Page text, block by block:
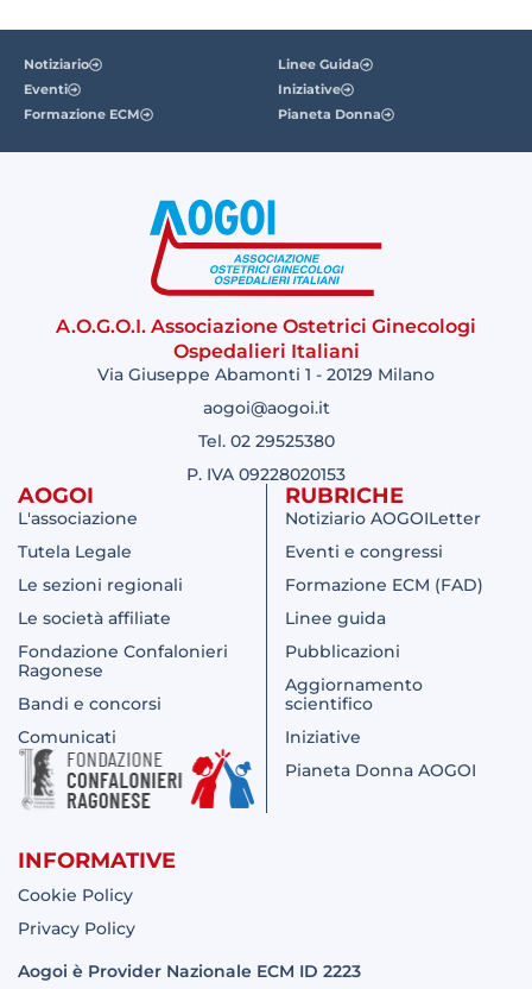
Notiziario
Eventi
Formazione ECM
Linee Guida
Iniziative
Pianeta Donna
A.O.G.O.I. Associazione Ostetrici Ginecologi
Ospedalieri Italiani
Via Giuseppe Abamonti 1 - 20129 Milano
aogoi@aogoi.it
Tel. 02 29525380
P. IVA 09228020153
AOGOI
L'associazione
Tutela Legale
Le sezioni regionali
Le società affiliate
Fondazione Confalonieri
Ragonese
Bandi e concorsi
Comunicati
RUBRICHE
Notiziario AOGOILetter
Eventi e congressi
Formazione ECM (FAD)
Linee guida
Pubblicazioni
Aggiornamento
scientifico
Iniziative
Pianeta Donna AOGOI
INFORMATIVE
Cookie Policy
Privacy Policy
Aogoi è Provider Nazionale ECM ID 2223